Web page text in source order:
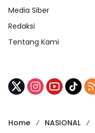
Media Siber
Redaksi
Tentang Kami
Home NASIONAL